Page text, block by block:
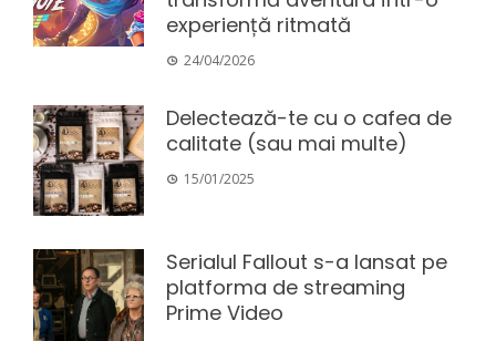
experiență ritmată
24/04/2026
Delectează-te cu o cafea de
calitate (sau mai multe)
15/01/2025
Serialul Fallout s-a lansat pe
platforma de streaming
Prime Video